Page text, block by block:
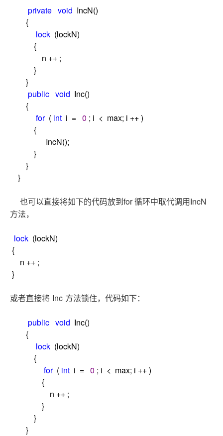
private void IncN()
{
lock (lockN)
{
n ++ ;
}
}
public void Inc()
{
for ( int i = 0 ; i < max; i ++)
{
IncN();
}
}
}
也可以直接将如下的代码放到 for循环中取代调用 IncN
方法，
lock (lockN)
{
n ++ ;
}
或者直接将 Inc 方法锁住，代码如下：
public void Inc()
{
lock (lockN)
{
for ( int i = 0 ; i < max; i ++)
{
n ++ ;
}
}
}